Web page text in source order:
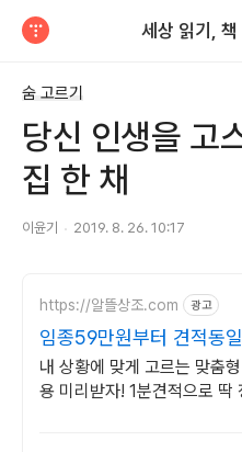
세상 읽기, 책
숨 고르기
당신 인생을 고
집 한 채
이윤기 2019. 8. 26. 10:17
https://알뜰상조.com 광고
임종59만원부터 견적동
처음부터 끝까지
내 상황에 맞게 고르는 맞춤
용 미리받자! 1분견적으로 딱